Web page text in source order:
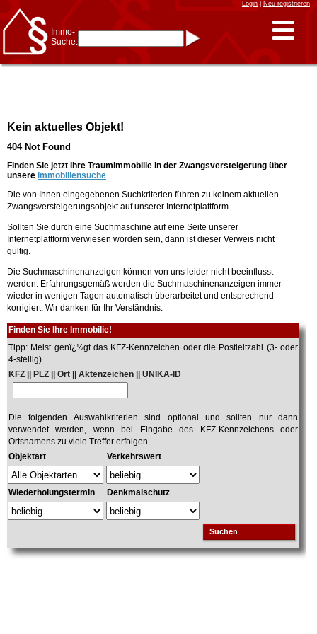
Login| Neu registrieren
Immo-
Suche:
* Suche verfeinern durch
Kombinieren
Frankfurt/Oder
am Main
Immobiliensuche
nach Kreis
nach Amtsgericht
Kein aktuelles Objekt!
404 Not Found
Finden Sie jetzt Ihre Traumimmobilie in der Zwangsversteigerung über
unsere Immobiliensuche
Die von Ihnen eingegebenen Suchkriterien führen zu keinem aktuellen
Zwangsversteigerungsobjekt auf unserer Internetplattform.
Sollten Sie durch eine Suchmaschine auf eine Seite unserer
Internetplattform verwiesen worden sein, dann ist dieser Verweis nicht
gültig.
Die Suchmaschinenanzeigen können von uns leider nicht beeinflusst
werden. Erfahrungsgemäß werden die Suchmaschinenanzeigen immer
wieder in wenigen Tagen automatisch überarbeitet und entsprechend
korrigiert. Wir danken für Ihr Verständnis.
Finden Sie Ihre Immobilie!
Tipp: Meist genï¿½gt das KFZ-Kennzeichen oder die Postleitzahl (3- oder
4-stellig).
KFZ || PLZ || Ort || Aktenzeichen || UNIKA-ID
Die folgenden Auswahlkriterien sind optional und sollten nur dann
verwendet werden, wenn bei Eingabe des KFZ-Kennzeichens oder
Ortsnamens zu viele Treffer erfolgen.
Objektart
Verkehrswert
Wiederholungstermin Denkmalschutz
Suchen